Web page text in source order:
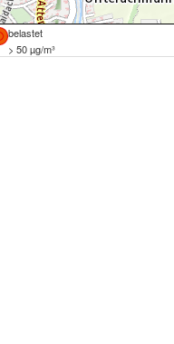
belastet
> 50 µg/m³